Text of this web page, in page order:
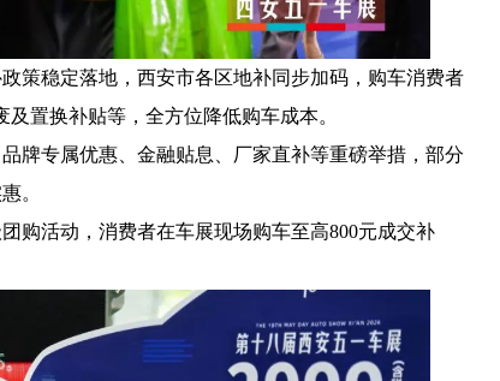
策稳定落地，西安市各区地补同步加码，购车消费者
置换补贴等，全方位降低购车成本。
牌专属优惠、金融贴息、厂家直补等重磅举措，部分
。
购活动，消费者在车展现场购车至高800元成交补